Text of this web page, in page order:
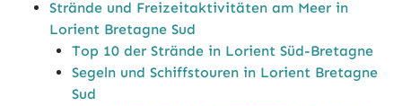
Strände und Freizeitaktivitäten am Meer in
Lorient Bretagne Sud
Top 10 der Strände in Lorient Süd-Bretagne
Segeln und Schiffstouren in Lorient Bretagne
Sud